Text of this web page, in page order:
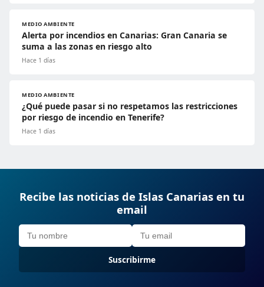
MEDIO AMBIENTE
Alerta por incendios en Canarias: Gran Canaria se
suma a las zonas en riesgo alto
Hace 1 días
MEDIO AMBIENTE
¿Qué puede pasar si no respetamos las restricciones
por riesgo de incendio en Tenerife?
Hace 1 días
Recibe las noticias de Islas Canarias en tu
email
Suscribirme